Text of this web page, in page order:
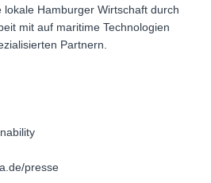
Hamburger Wirtschaft durch
mit auf maritime Technologien
Partnern.
presse